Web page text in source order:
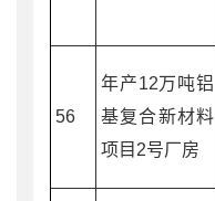
56
年产12万吨铝
基复合新材料
项目2号厂房